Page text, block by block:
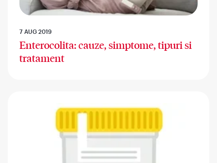
7 AUG 2019
Enterocolita: cauze, simptome, tipuri si
tratament